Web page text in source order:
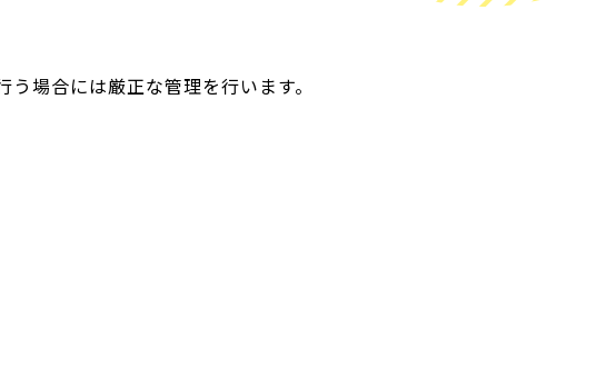
場合には厳正な管理を行います。